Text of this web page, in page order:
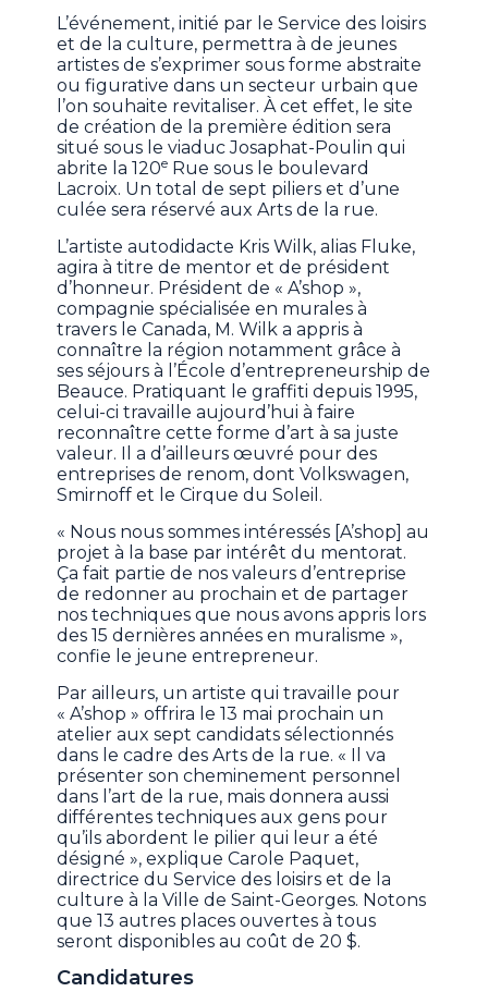
L’événement, initié par le Service des loisirs
et de la culture, permettra à de jeunes
artistes de s’exprimer sous forme abstraite
ou figurative dans un secteur urbain que
l’on souhaite revitaliser. À cet effet, le site
de création de la première édition sera
situé sous le viaduc Josaphat-Poulin qui
abrite la 120e Rue sous le boulevard
Lacroix. Un total de sept piliers et d’une
culée sera réservé aux Arts de la rue.
L’artiste autodidacte Kris Wilk, alias Fluke,
agira à titre de mentor et de président
d’honneur. Président de « A’shop »,
compagnie spécialisée en murales à
travers le Canada, M. Wilk a appris à
connaître la région notamment grâce à
ses séjours à l’École d’entrepreneurship de
Beauce. Pratiquant le graffiti depuis 1995,
celui-ci travaille aujourd’hui à faire
reconnaître cette forme d’art à sa juste
valeur. Il a d’ailleurs œuvré pour des
entreprises de renom, dont Volkswagen,
Smirnoff et le Cirque du Soleil.
« Nous nous sommes intéressés [A’shop] au
projet à la base par intérêt du mentorat.
Ça fait partie de nos valeurs d’entreprise
de redonner au prochain et de partager
nos techniques que nous avons appris lors
des 15 dernières années en muralisme »,
confie le jeune entrepreneur.
Par ailleurs, un artiste qui travaille pour
« A’shop » offrira le 13 mai prochain un
atelier aux sept candidats sélectionnés
dans le cadre des Arts de la rue. « Il va
présenter son cheminement personnel
dans l’art de la rue, mais donnera aussi
différentes techniques aux gens pour
qu’ils abordent le pilier qui leur a été
désigné », explique Carole Paquet,
directrice du Service des loisirs et de la
culture à la Ville de Saint-Georges. Notons
que 13 autres places ouvertes à tous
seront disponibles au coût de 20 $.
Candidatures